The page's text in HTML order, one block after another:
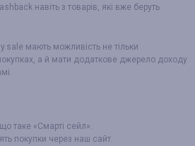
навіть з товарів, які вже беруть
мають можливість не тільки
а й мати додаткове джерело доходу
таке «Смарті сейл».
покупки через наш сайт.